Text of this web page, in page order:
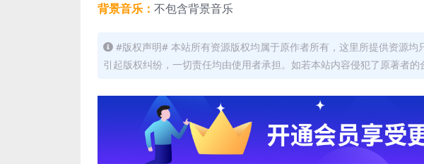
背景音乐： 不包含背景音乐
#版权声明# 本站所有资源版权均属于原作者所有，这里所提供资源
引起版权纠纷，一切责任均由使用者承担。如若本站内容侵犯了原著者的